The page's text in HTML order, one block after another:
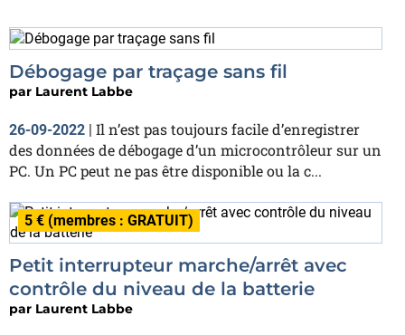
Débogage par traçage sans fil
par Laurent Labbe
26-09-2022 | Il n’est pas toujours facile d’enregistrer
des données de débogage d’un microcontrôleur sur un
PC. Un PC peut ne pas être disponible ou la c...
5 € (membres : GRATUIT)
Petit interrupteur marche/arrêt avec
contrôle du niveau de la batterie
par Laurent Labbe